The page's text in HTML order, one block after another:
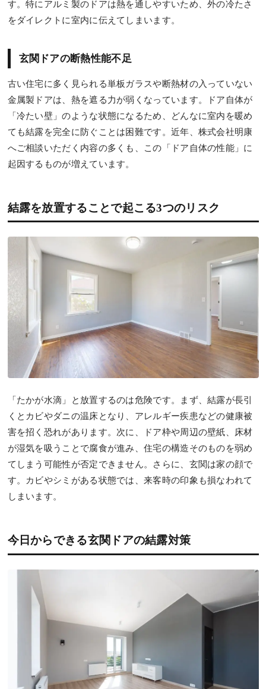
す。特にアルミ製のドアは熱を通しやすいため、外の冷たさ
をダイレクトに室内に伝えてしまいます。
玄関ドアの断熱性能不足
古い住宅に多く見られる単板ガラスや断熱材の入っていない
金属製ドアは、熱を遮る力が弱くなっています。ドア自体が
「冷たい壁」のような状態になるため、どんなに室内を暖め
ても結露を完全に防ぐことは困難です。近年、株式会社明康
へご相談いただく内容の多くも、この「ドア自体の性能」に
起因するものが増えています。
結露を放置することで起こる3つのリスク
「たかが水滴」と放置するのは危険です。まず、結露が長引
くとカビやダニの温床となり、アレルギー疾患などの健康被
害を招く恐れがあります。次に、ドア枠や周辺の壁紙、床材
が湿気を吸うことで腐食が進み、住宅の構造そのものを弱め
てしまう可能性が否定できません。さらに、玄関は家の顔で
す。カビやシミがある状態では、来客時の印象も損なわれて
しまいます。
今日からできる玄関ドアの結露対策